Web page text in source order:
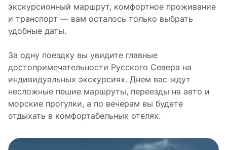
экскурсионный маршрут, комфортное проживание
и транспорт — вам осталось только выбрать
удобные даты.
За одну поездку вы увидите главные
достопримечательности Русского Севера на
индивидуальных экскурсиях. Днем вас ждут
несложные пешие маршруты, переезды на авто и
морские прогулки, а по вечерам вы будете
отдыхать в комфортабельных отелях.